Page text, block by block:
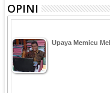
OPINI
Upaya Memicu